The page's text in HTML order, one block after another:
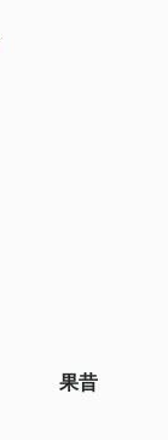
果昔